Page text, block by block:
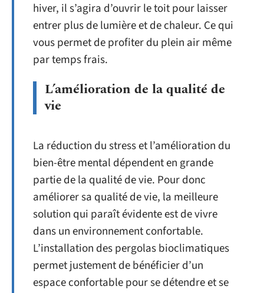
hiver, il s’agira d’ouvrir le toit pour laisser
entrer plus de lumière et de chaleur. Ce qui
vous permet de profiter du plein air même
par temps frais.
L’amélioration de la qualité de
vie
La réduction du stress et l’amélioration du
bien-être mental dépendent en grande
partie de la qualité de vie. Pour donc
améliorer sa qualité de vie, la meilleure
solution qui paraît évidente est de vivre
dans un environnement confortable.
L’installation des pergolas bioclimatiques
permet justement de bénéficier d’un
espace confortable pour se détendre et se